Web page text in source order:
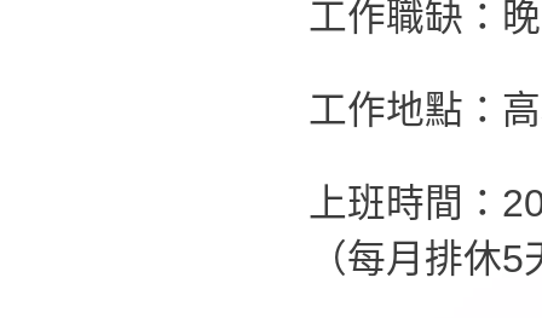
工作職缺：
工作地點：
上班時間：
（每月排休5